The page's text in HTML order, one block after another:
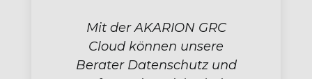
Mit der AKARION GRC
Cloud können unsere
Berater Datenschutz und